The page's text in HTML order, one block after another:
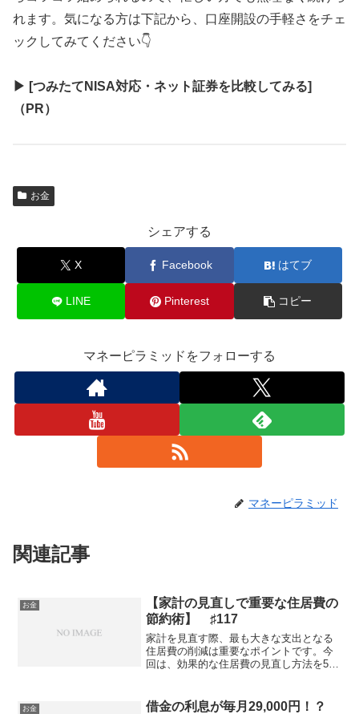
れます。気になる方は下記から、口座開設の手軽さをチェ
ックしてみてください👇
▶︎ [つみたてNISA対応・ネット証券を比較してみる]
（PR）
お金
シェアする
X Facebook はてブ
LINE Pinterest コピー
マネーピラミッドをフォローする
マネーピラミッド
関連記事
お金
【家計の見直しで重要な住居費の
節約術】 ♯117
家計を見直す際、最も大きな支出となる
住居費の削減は重要なポイントです。今
回は、効果的な住居費の見直し方法を5つ
占めるのが家賃です。現在の家賃が収入
お金
借金の利息が毎月29,000円！？